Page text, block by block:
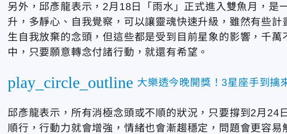
另外，邱彥龍表示，2月18日「雨水」正式進入雙魚月，是
升，多靜心、自我覺察，可以讓靈魂快速升級，雖然有些
生自我放棄的念頭，但這些都是受到目前星象的影響，千
中，只要願意轉念付諸行動，就還有希望。
play_circle_outline 大樂透今晚開獎！3星座手到
邱彥龍表示，所有消極念頭或不順的狀況，只要撐到2月24
順行，行動力就會增強，情緒也會漸趨穩定，問題會更容